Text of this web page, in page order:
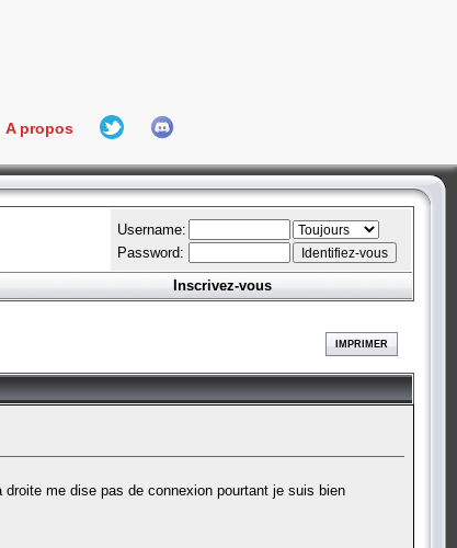
A propos
L'équipe
Hall Of Fame
Username:
Password:
Inscrivez-vous
IMPRIMER
me dise pas de connexion pourtant je suis bien